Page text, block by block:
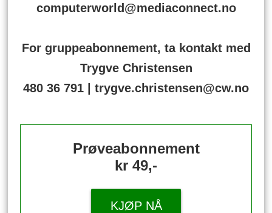
computerworld@mediaconnect.no
For gruppeabonnement, ta kontakt med
Trygve Christensen
480 36 791 | trygve.christensen@cw.no
Prøveabonnement
kr 49,-
KJØP NÅ